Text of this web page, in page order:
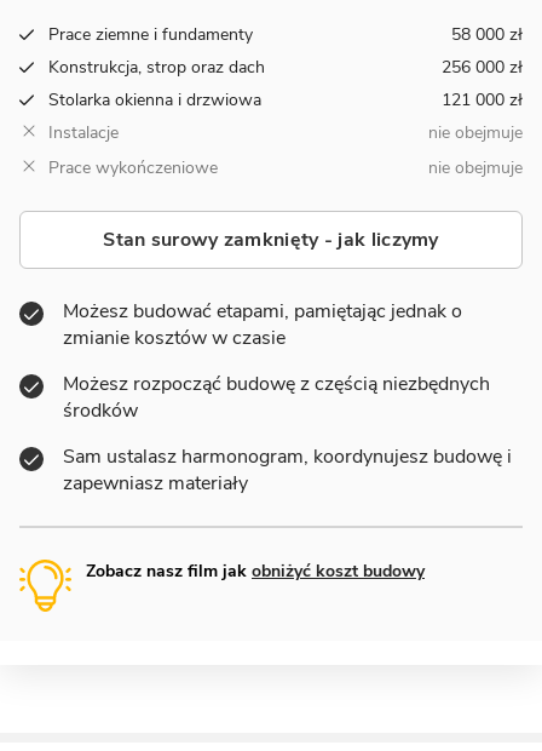
Prace ziemne i fundamenty
58 000 zł
Konstrukcja, strop oraz dach
256 000 zł
Stolarka okienna i drzwiowa
121 000 zł
Instalacje
nie obejmuje
Prace wykończeniowe
nie obejmuje
Stan surowy zamknięty - jak liczymy
Możesz budować etapami, pamiętając jednak o
zmianie kosztów w czasie
Możesz rozpocząć budowę z częścią niezbędnych
środków
Sam ustalasz harmonogram, koordynujesz budowę i
zapewniasz materiały
Zobacz nasz film jak obniżyć koszt budowy